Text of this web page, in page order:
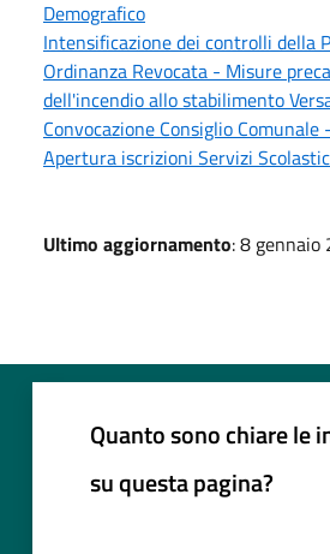
Demografico
Intensificazione dei controlli della
Ordinanza Revocata - Misure
dell'incendio allo stabilimento
Convocazione Consiglio
Apertura iscrizioni Servizi
Ultimo aggiornamento: 8
Quanto sono chiare le
su questa pagina?